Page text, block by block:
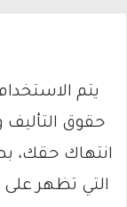
انتهاك حقك،
التي تظهر